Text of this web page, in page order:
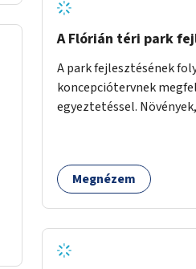
A Flórián téri park
A park fejlesztésének
koncepciótervnek
egyeztetéssel.
minősége.
Megnézem